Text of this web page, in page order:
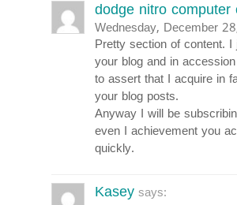
dodge nitro computer
Wednesday, December
Pretty section of content.
your blog and in
to assert that I acquire in
your blog posts.
Anyway I will be
even I achievement you
quickly.
Kasey says: